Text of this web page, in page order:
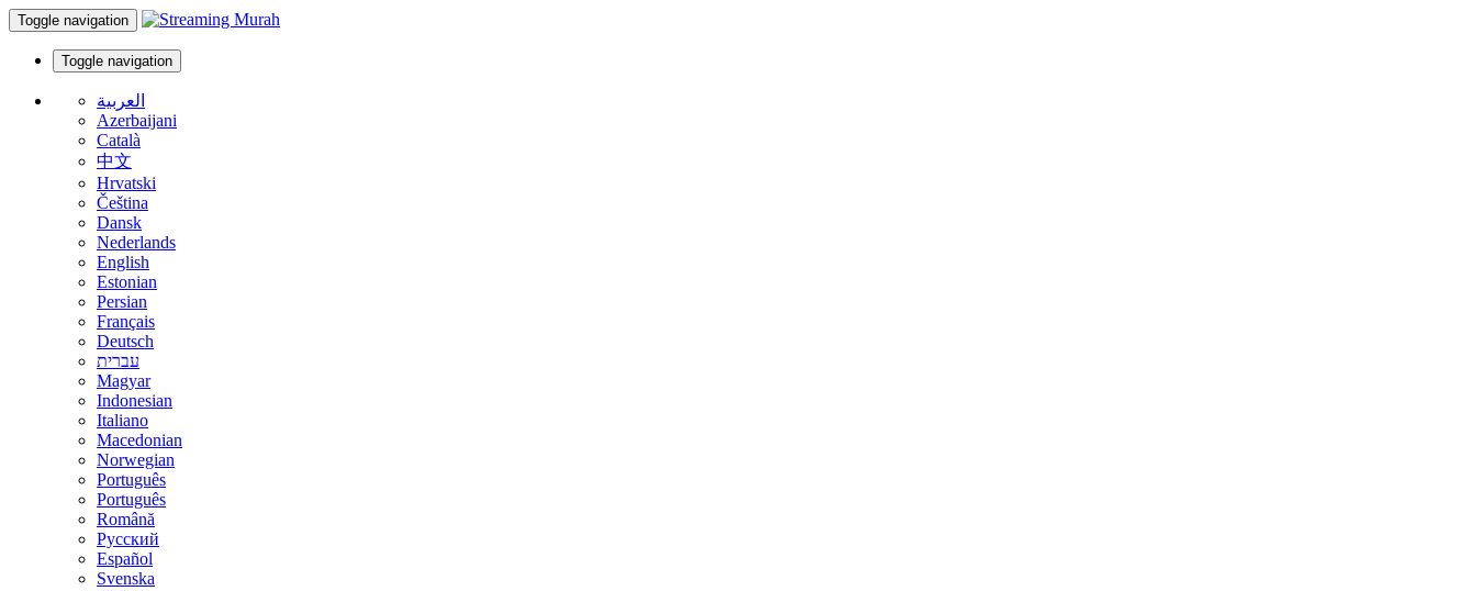
Toggle navigation
Toggle navigation
العربية
Azerbaijani
Català
中文
Hrvatski
Čeština
Dansk
Nederlands
English
Estonian
Persian
Français
Deutsch
עברית
Magyar
Indonesian
Italiano
Macedonian
Norwegian
Português
Português
Română
Русский
Español
Svenska